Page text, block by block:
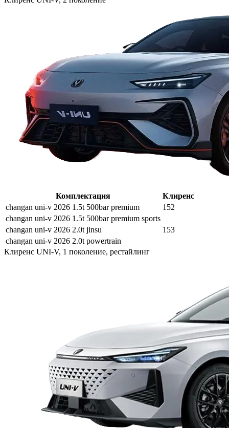
Комплектация
Клиренс
changan uni-v 2026 1.5t 500bar premium
152
changan uni-v 2026 1.5t 500bar premium sports
changan uni-v 2026 2.0t jinsu
153
changan uni-v 2026 2.0t powertrain
Клиренс UNI-V, 1 поколение, рестайлинг